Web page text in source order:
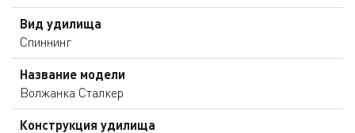
Вид удилища
Спиннинг
Название модели
Волжанка Сталкер
Конструкция удилища